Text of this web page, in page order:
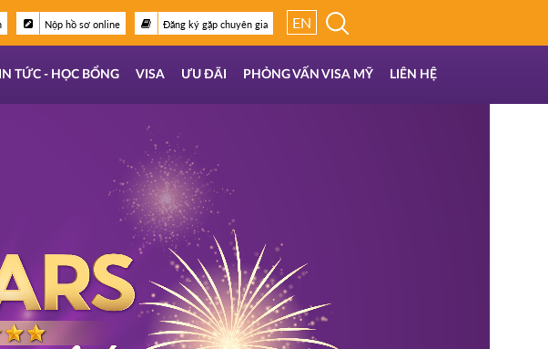
Nộp hồ sơ online Đăng ký gặp chuyên gia EN
TỨC - HỌC BỔNG VISA ƯU ĐÃI PHỎNG VẤN VISA MỸ LIÊN HỆ